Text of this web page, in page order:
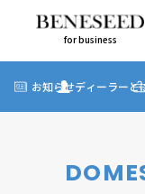
お知らせ
ディーラーとは
for business
お知らせディーラーと